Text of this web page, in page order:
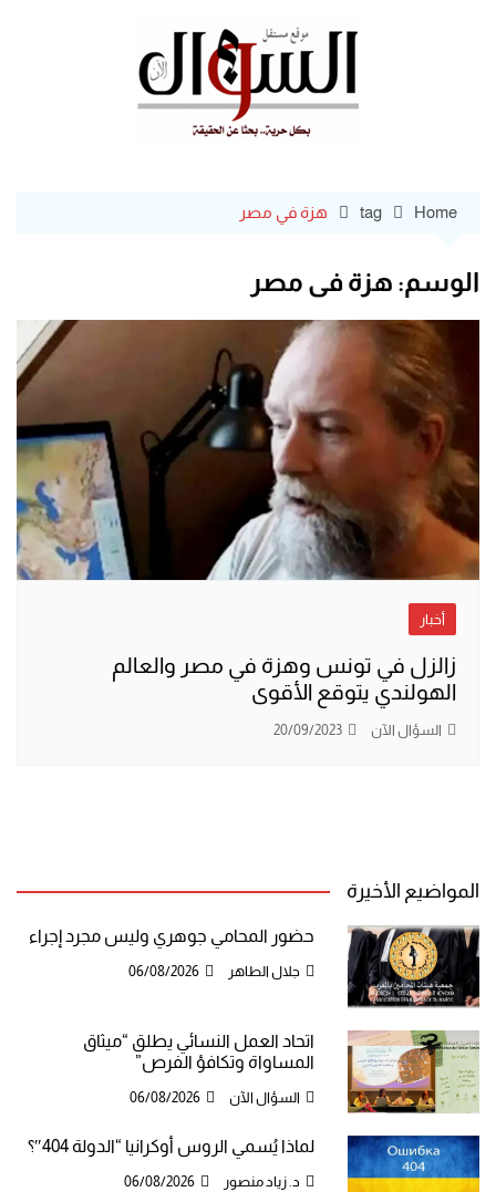
Home
tag هزة في مصر
الوسم: هزة في مصر
أخبار
زالزل في تونس وهزة في مصر والعالم
الهولندي يتوقع الأقوى
السؤال الآن 20/09/2023
المواضيع الأخيرة
حضور المحامي جوهري وليس مجرد إجراء
جلال الطاهر 06/08/2026
اتحاد العمل النسائي يطلق “ميثاق
المساواة وتكافؤ الفرص”
السؤال الآن 06/08/2026
لماذا يُسمي الروس أوكرانيا “الدولة 404″؟
د. زياد منصور 06/08/2026